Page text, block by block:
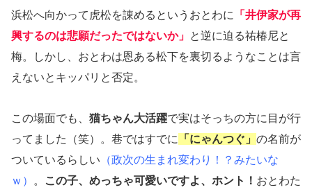
浜松へ向かって虎松を諌めるというおとわに
「井伊家が再
興するのは悲願だったではないか」 と逆に迫る祐椿尼と
梅。しかし、おとわは恩ある松下を裏切るようなことは言
えないとキッパリと否定。
この場面でも、 猫ちゃん大活躍で実はそっちの方に目が行
ってました（笑）。巷ではすでに
「にゃんつぐ」 の名前が
ついているらしい （政次の生まれ変わり！？みたいな
ｗ）
。 この子、めっちゃ可愛いですよ、ホント！ おとわた